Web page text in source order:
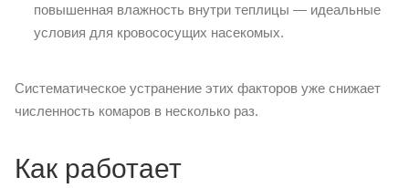
повышенная влажность внутри теплицы — идеальные
условия для кровососущих насекомых.
Систематическое устранение этих факторов уже снижает
численность комаров в несколько раз.
Как работает